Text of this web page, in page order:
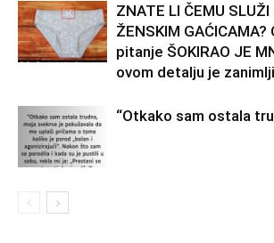
ZNATE LI ČEMU
ŽENSKIM
pitanje ŠOKIRAO JE
ovom detalju je
“Otkako sam ostala